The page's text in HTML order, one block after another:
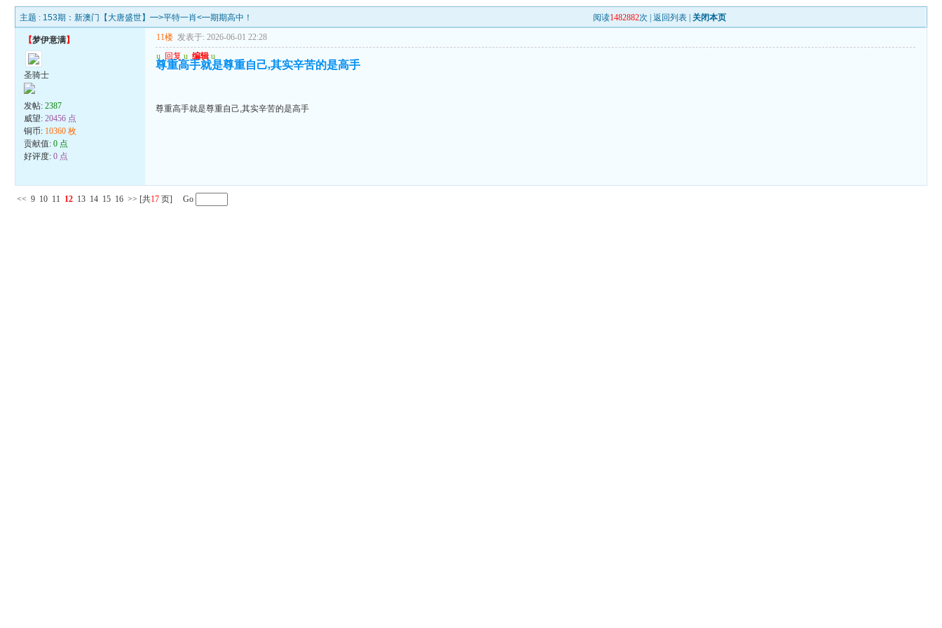
主题 : 153期：新澳门【大唐盛世】━>平特一肖<━期期高中！ 阅读1482882次 |返回列表 关闭本页
【梦伊意满】
圣骑士
发帖:2387
威望:20456 点
铜币: 10360 枚
贡献值:0 点
好评度:0 点
11楼 发表于: 2026-06-01 22:28
u 回复 u 编辑 u
尊重高手就是尊重自己,其实辛苦的是高手
尊重高手就是尊重自己,其实辛苦的是高手
<< 9 10 11 12 13 14 15 16 >> [共17 页] Go